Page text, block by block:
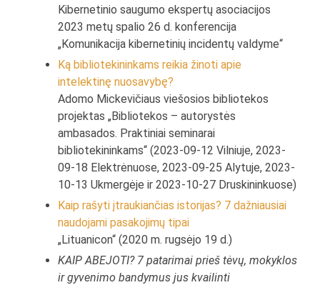
Kibernetinio saugumo ekspertų asociacijos
2023 metų spalio 26 d. konferencija
„Komunikacija kibernetinių incidentų valdyme“
Ką bibliotekininkams reikia žinoti apie
intelektinę nuosavybę?
Adomo Mickevičiaus viešosios bibliotekos
projektas „Bibliotekos – autorystės
ambasados. Praktiniai seminarai
bibliotekininkams“ (2023-09-12 Vilniuje, 2023-
09-18 Elektrėnuose, 2023-09-25 Alytuje, 2023-
10-13 Ukmergėje ir 2023-10-27 Druskininkuose)
Kaip rašyti įtraukiančias istorijas? 7 dažniausiai
naudojami pasakojimų tipai
„Lituanicon“ (2020 m. rugsėjo 19 d.)
KAIP ABEJOTI? 7 patarimai prieš tėvų, mokyklos
ir gyvenimo bandymus jus kvailinti